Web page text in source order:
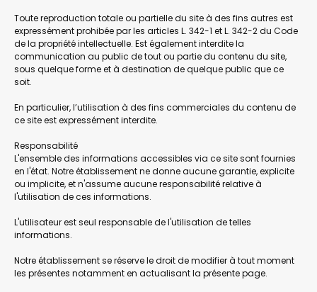
Toute reproduction totale ou partielle du site à des fins autres est
expressément prohibée par les articles L. 342-1 et L. 342-2 du Code
de la propriété intellectuelle. Est également interdite la
communication au public de tout ou partie du contenu du site,
sous quelque forme et à destination de quelque public que ce
soit.
En particulier, l’utilisation à des fins commerciales du contenu de
ce site est expressément interdite.
Responsabilité
L'ensemble des informations accessibles via ce site sont fournies
en l'état. Notre établissement ne donne aucune garantie, explicite
ou implicite, et n'assume aucune responsabilité relative à
l'utilisation de ces informations.
L'utilisateur est seul responsable de l'utilisation de telles
informations.
Notre établissement se réserve le droit de modifier à tout moment
les présentes notamment en actualisant la présente page.